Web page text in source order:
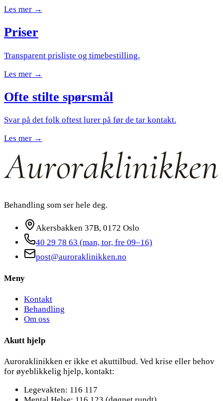
Les mer →
Priser
Transparent prisliste og timebestilling.
Les mer →
Ofte stilte spørsmål
Svar på det folk oftest lurer på før de tar kontakt.
Les mer →
Behandling som ser hele deg.
Akersbakken 37B, 0172 Oslo
40 29 78 63 (man, tor, fre 09–16)
post@auroraklinikken.no
Meny
Kontakt
Behandling
Om oss
Akutt hjelp
Auroraklinikken er ikke et akuttilbud. Ved krise eller behov
for øyeblikkelig hjelp, kontakt:
Legevakten: 116 117